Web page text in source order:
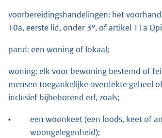
voorbereidingshandelingen: het
10a, eerste lid, onder 3°, of artikel 11a
pand: een woning of lokaal;
woning: elk voor bewoning bestemd of
mensen toegankelijke overdekte geheel
inclusief bijbehorend erf, zoals;
•
een woonkeet (een loods, keet of
woongelegenheid);